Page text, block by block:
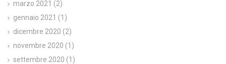
marzo 2021 (2)
gennaio 2021 (1)
dicembre 2020 (2)
novembre 2020 (1)
settembre 2020 (1)